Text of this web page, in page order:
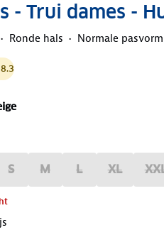
- Trui dames -
Ronde hals Normale pasvorm
S M L XL